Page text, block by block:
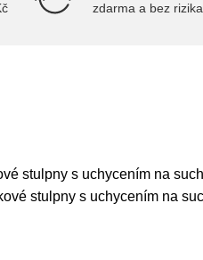
zdarma a bez rizika
stulpny s uchycením na
stulpny s uchycením na